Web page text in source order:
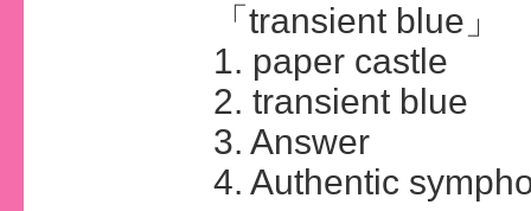
「transient blue」
1. paper castle
2. transient blue
3. Answer
4. Authentic